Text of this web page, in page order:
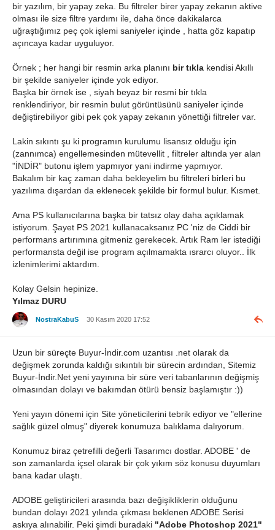
bir yazılım, bir yapay zeka. Bu filtreler birer yapay zekanın aktive
olması ile size filtre yardımı ile, daha önce dakikalarca
uğraştığımız peç çok işlemi saniyeler içinde , hatta göz kapatıp
açıncaya kadar uyguluyor.
Örnek ; her hangi bir resmin arka planını bir tıkla kendisi Akıllı
bir şekilde saniyeler içinde yok ediyor.
Başka bir örnek ise , siyah beyaz bir resmi bir tıkla
renklendiriyor, bir resmin bulut görüntüsünü saniyeler içinde
değiştirebiliyor gibi pek çok yapay zekanın yönettiği filtreler var.
Lakin sıkıntı şu ki programın kurulumu lisansız olduğu için
(zannımca) engellemesinden mütevellit , filtreler altında yer alan
"İNDİR" butonu işlem yapmıyor yani indirme yapmıyor.
Bakalım bir kaç zaman daha bekleyelim bu filtreleri birleri bu
yazılıma dışardan da eklenecek şekilde bir formul bulur. Kısmet.
Ama PS kullanıcılarına başka bir tatsız olay daha açıklamak
istiyorum. Şayet PS 2021 kullanacaksanız PC 'niz de Ciddi bir
performans artırımına gitmeniz gerekecek. Artık Ram ler istediği
performansta değil ise program açılmamakta ısrarcı oluyor.. İlk
izlenimlerimi aktardım.
Kolay Gelsin hepinize.
Yılmaz DURU
NostraKabuS 30 Kasım 2020 17:52
Uzun bir süreçte Buyur-İndir.com uzantısı .net olarak da
değişmek zorunda kaldığı sıkıntılı bir sürecin ardından, Sitemiz
Buyur-İndir.Net yeni yayınına bir süre veri tabanlarının değişmiş
olmasından dolayı ve bakımdan ötürü bensiz başlamıştır :))
Yeni yayın dönemi için Site yöneticilerini tebrik ediyor ve "ellerine
sağlık güzel olmuş" diyerek konumuza balıklama dalıyorum.
Konumuz biraz çetrefilli değerli Tasarımcı dostlar. ADOBE ' de
son zamanlarda içsel olarak bir çok yıkım söz konusu duyumları
bana kadar ulaştı.
ADOBE geliştiricileri arasında bazı değişikliklerin olduğunu
bundan dolayı 2021 yılında çıkması beklenen ADOBE Serisi
askıya alınabilir. Peki şimdi buradaki "Adobe Photoshop 2021"